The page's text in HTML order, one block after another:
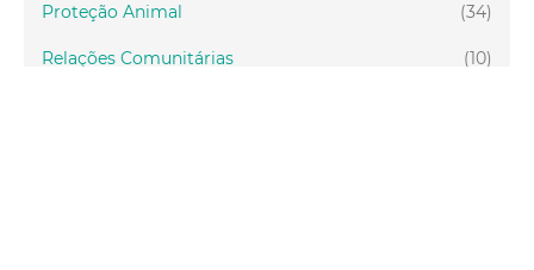
(34)
Proteção Animal
(10)
Relações Comunitárias